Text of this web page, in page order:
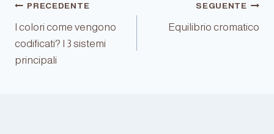
Navigazione
articoli
PRECEDENTE
I colori come vengono
codificati? I 3 sistemi
principali
SEGUENTE
Equilibrio cromatico